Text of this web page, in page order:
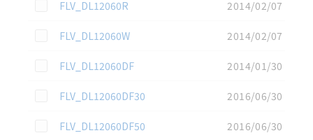
この資料を選択
FLV_DL12060R
2014/02/07
この資料を選択
FLV_DL12060W
2014/02/07
この資料を選択
FLV_DL12060DF
2014/01/30
この資料を選択
FLV_DL12060DF30
2016/06/30
この資料を選択
FLV_DL12060DF50
2016/06/30